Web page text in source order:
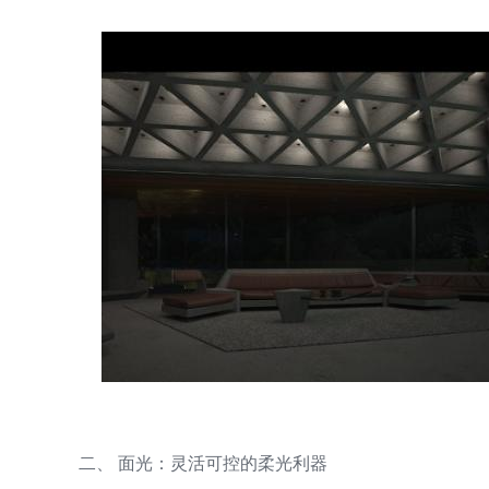
二、 面光：灵活可控的柔光利器